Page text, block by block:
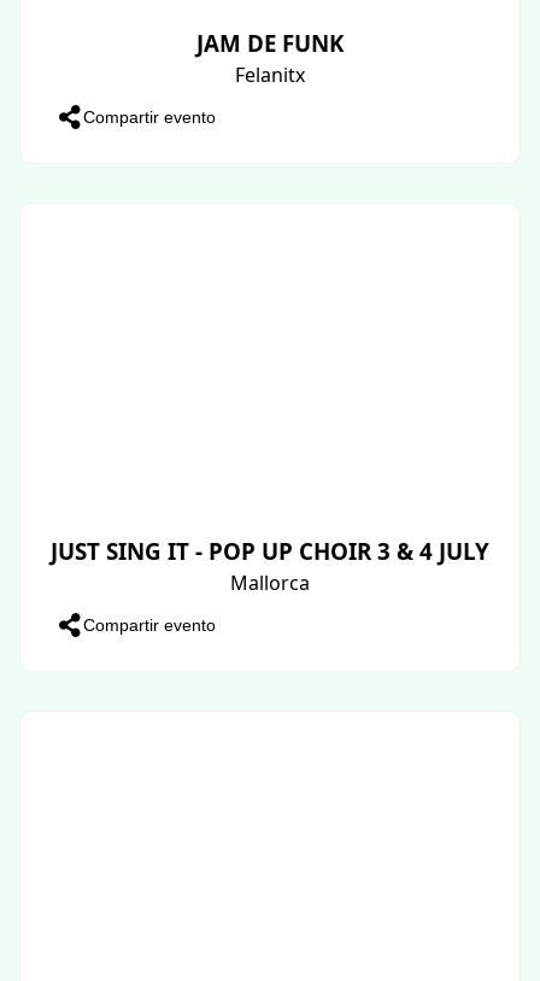
JAM DE FUNK
Felanitx
Compartir evento
JUST SING IT - POP UP CHOIR 3 & 4 JULY
Mallorca
Compartir evento